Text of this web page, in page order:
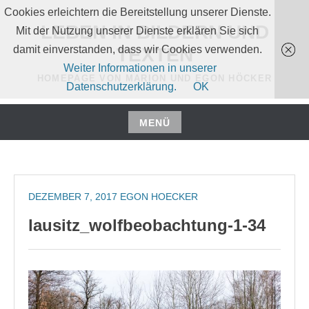
Zum
Inhalt
springen
LEBEN IN BILDERN UND
TEXTEN
MENÜ
Zum
springen
DEZEMBER 7, 2017 EGON HOECKER
lausitz_wolfbeobachtung-1-34
Cookies erleichtern die Bereitstellung unserer Dienste.
Mit der Nutzung unserer Dienste erklären Sie sich
damit einverstanden, dass wir Cookies verwenden.
Weiter Informationen in unserer
Datenschutzerklärung.
OK